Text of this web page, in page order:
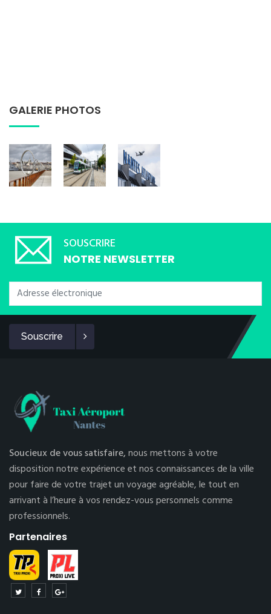
GALERIE PHOTOS
SOUSCRIRE
NOTRE NEWSLETTER
Souscrire
Soucieux de vous satisfaire,nous mettons à votre
disposition notre expérience et nos connaissances de la ville
pour faire de votre trajet un voyage agréable, le tout en
arrivant à l’heure à vos rendez-vous personnels comme
professionnels.
Partenaires